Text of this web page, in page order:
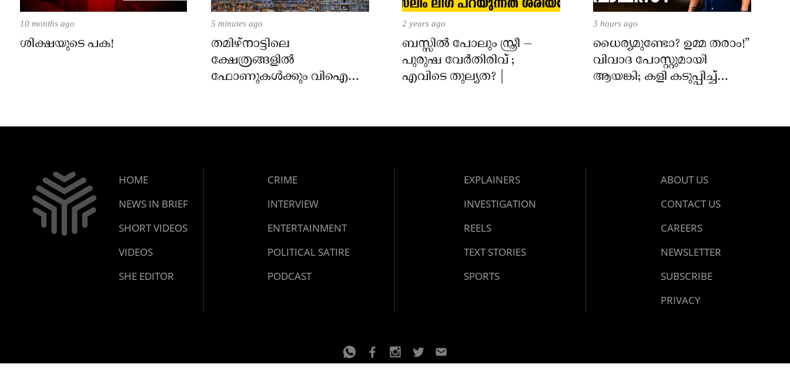
10 months ago
ശിക്ഷയുടെ പക!
5 minutes ago
തമിഴ്‌നാട്ടിലെ
ക്ഷേത്രങ്ങളിൽ
ഫോണുകൾക്കും വിഐപി
നിലവിൽ വരും
2 years ago
ബസ്സിൽ പോലും സ്ത്രീ –
പുരുഷ വേർതിരിവ് ;
എവിടെ തുല്യത? |
3 hours ago
ധൈര്യമുണ്ടോ? ഉമ്മ തരാം!”
വിവാദ പോസ്റ്റുമായി
ആയങ്കി; കളി കടുപ്പിച്ച്
HOME
NEWS IN BRIEF
SHORT VIDEOS
VIDEOS
SHE EDITOR
CRIME
INTERVIEW
ENTERTAINMENT
POLITICAL SATIRE
PODCAST
EXPLAINERS
INVESTIGATION
REELS
TEXT STORIES
SPORTS
ABOUT US
CONTACT US
CAREERS
NEWSLETTER
SUBSCRIBE
PRIVACY